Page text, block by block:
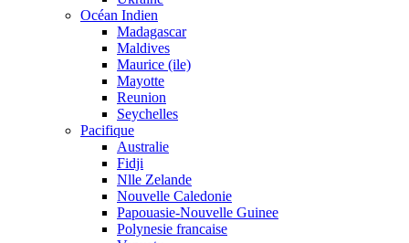
Océan Indien
Madagascar
Maldives
Maurice (ile)
Mayotte
Reunion
Seychelles
Pacifique
Australie
Fidji
Nlle Zelande
Nouvelle Caledonie
Papouasie-Nouvelle Guinee
Polynesie francaise